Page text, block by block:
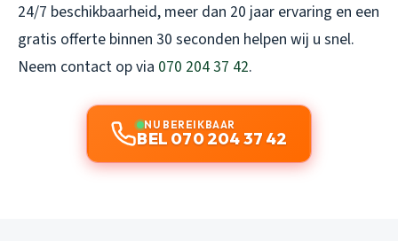
24/7 beschikbaarheid, meer dan 20 jaar ervaring en een
gratis offerte binnen 30 seconden helpen wij u snel.
Neem contact op via 070 204 37 42.
NU BEREIKBAAR
BEL 070 204 37 42